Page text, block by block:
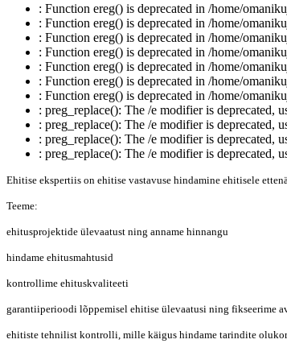
: Function ereg() is deprecated in /home/
: Function ereg() is deprecated in /home/
: Function ereg() is deprecated in /home/
: Function ereg() is deprecated in /home/
: Function ereg() is deprecated in /home/
: Function ereg() is deprecated in /home/
: Function ereg() is deprecated in /home/
: preg_replace(): The /e modifier is deprecated,
: preg_replace(): The /e modifier is deprecated,
: preg_replace(): The /e modifier is deprecated,
: preg_replace(): The /e modifier is deprecated,
Ehitise ekspertiis on ehitise vastavuse hindamine ehitisele
Teeme:
ehitusprojektide ülevaatust ning anname hinnangu
hindame ehitusmahtusid
kontrollime ehituskvaliteeti
garantiiperioodi lõppemisel ehitise ülevaatusi ning fikseerime
ehitiste tehnilist kontrolli, mille käigus hindame tarindite